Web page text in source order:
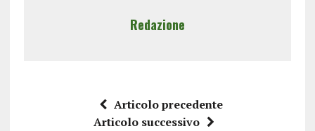
Redazione
Articolo precedente
Articolo successivo